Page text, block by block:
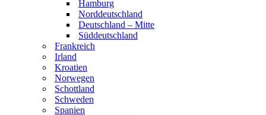
Hamburg
Norddeutschland
Deutschland – Mitte
Süddeutschland
Frankreich
Irland
Kroatien
Norwegen
Schottland
Schweden
Spanien